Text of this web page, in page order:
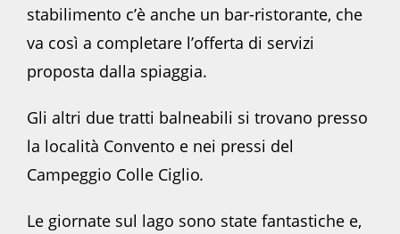
stabilimento c’è anche un bar-ristorante, che
va così a completare l’offerta di servizi
proposta dalla spiaggia.
Gli altri due tratti balneabili si trovano presso
la località Convento e nei pressi del
Campeggio Colle Ciglio.
Le giornate sul lago sono state fantastiche e,